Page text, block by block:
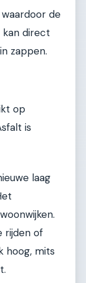
de
kan direct
zappen.
op
is
laag
rijden of
hoog, mits